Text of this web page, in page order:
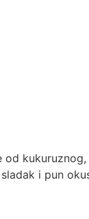
i pun